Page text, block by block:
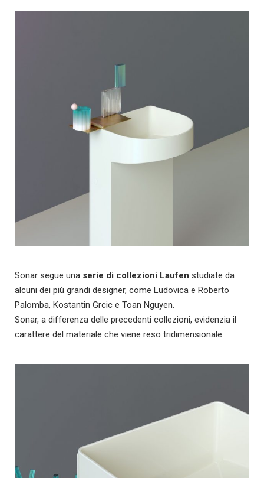
Sonar segue una serie di collezioni Laufen studiate da
alcuni dei più grandi designer, come Ludovica e Roberto
Palomba, Kostantin Grcic e Toan Nguyen.
Sonar, a differenza delle precedenti collezioni, evidenzia il
carattere del materiale che viene reso tridimensionale.